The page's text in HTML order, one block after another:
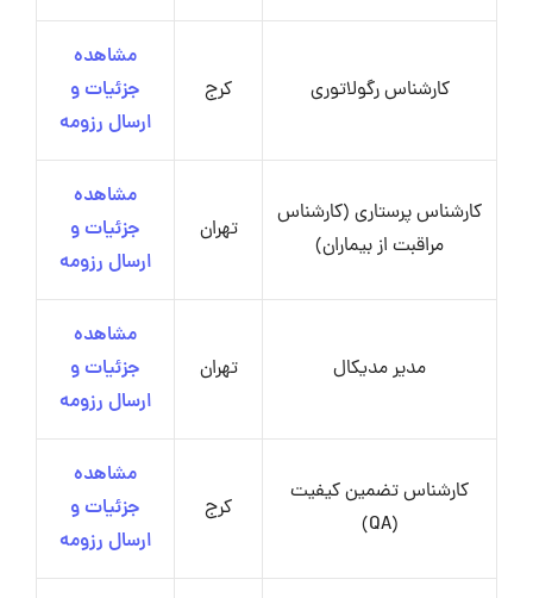
کارشناس رگولاتوری کرج
مشاهده
جزئیات و
ارسال رزومه
کارشناس پرستاری (کارشناس
مراقبت از بیماران)
تهران
مشاهده
جزئیات و
ارسال رزومه
مدیر مدیکال تهران
مشاهده
جزئیات و
ارسال رزومه
کارشناس تضمین کیفیت
(QA)
کرج
مشاهده
جزئیات و
ارسال رزومه